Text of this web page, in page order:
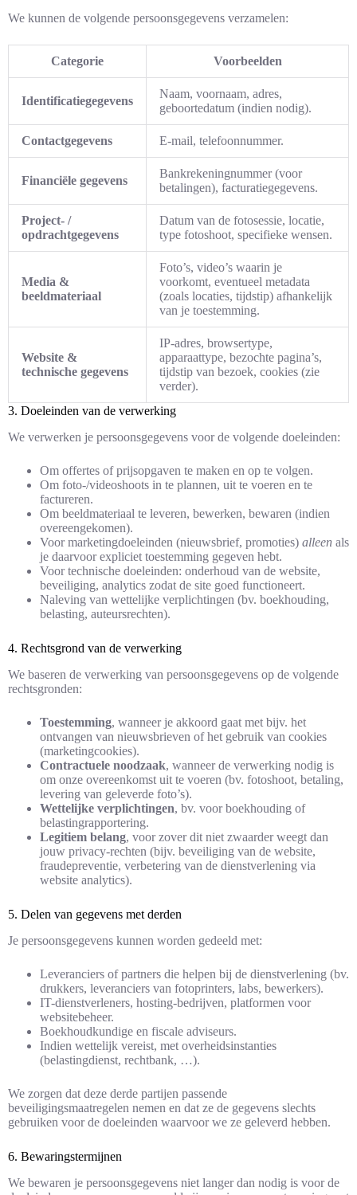
We kunnen de volgende persoonsgegevens verzamelen:
Categorie Voorbeelden
Identificatiegegevens
Naam, voornaam, adres,
geboortedatum (indien nodig).
Contactgegevens E-mail, telefoonnummer.
Financiële gegevens
Bankrekeningnummer (voor
betalingen), facturatiegegevens.
Project- /
opdrachtgegevens
Datum van de fotosessie, locatie,
type fotoshoot, specifieke wensen.
Media &
beeldmateriaal
Foto’s, video’s waarin je
voorkomt, eventueel metadata
(zoals locaties, tijdstip) afhankelijk
van je toestemming.
Website &
technische gegevens
IP-adres, browsertype,
apparaattype, bezochte pagina’s,
tijdstip van bezoek, cookies (zie
verder).
3. Doeleinden van de verwerking
We verwerken je persoonsgegevens voor de volgende doeleinden:
Om offertes of prijsopgaven te maken en op te volgen.
Om foto-/videoshoots in te plannen, uit te voeren en te
factureren.
Om beeldmateriaal te leveren, bewerken, bewaren (indien
overeengekomen).
Voor marketingdoeleinden (nieuwsbrief, promoties) alleen als
je daarvoor expliciet toestemming gegeven hebt.
Voor technische doeleinden: onderhoud van de website,
beveiliging, analytics zodat de site goed functioneert.
Naleving van wettelijke verplichtingen (bv. boekhouding,
belasting, auteursrechten).
4. Rechtsgrond van de verwerking
We baseren de verwerking van persoonsgegevens op de volgende
rechtsgronden:
Toestemming, wanneer je akkoord gaat met bijv. het
ontvangen van nieuwsbrieven of het gebruik van cookies
(marketingcookies).
Contractuele noodzaak, wanneer de verwerking nodig is
om onze overeenkomst uit te voeren (bv. fotoshoot, betaling,
levering van geleverde foto’s).
Wettelijke verplichtingen, bv. voor boekhouding of
belastingrapportering.
Legitiem belang, voor zover dit niet zwaarder weegt dan
jouw privacy-rechten (bijv. beveiliging van de website,
fraudepreventie, verbetering van de dienstverlening via
website analytics).
5. Delen van gegevens met derden
Je persoonsgegevens kunnen worden gedeeld met:
Leveranciers of partners die helpen bij de dienstverlening (bv.
drukkers, leveranciers van fotoprinters, labs, bewerkers).
IT-dienstverleners, hosting‐bedrijven, platformen voor
websitebeheer.
Boekhoudkundige en fiscale adviseurs.
Indien wettelijk vereist, met overheidsinstanties
(belastingdienst, rechtbank, …).
We zorgen dat deze derde partijen passende
beveiligingsmaatregelen nemen en dat ze de gegevens slechts
gebruiken voor de doeleinden waarvoor we ze geleverd hebben.
6. Bewaringstermijnen
We bewaren je persoonsgegevens niet langer dan nodig is voor de